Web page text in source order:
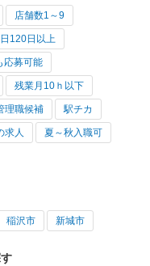
店舗数1～9
120日以上
応募可能
残業月10ｈ以下
理職候補 駅チカ
求人 夏～秋入職可
稲沢市 新城市